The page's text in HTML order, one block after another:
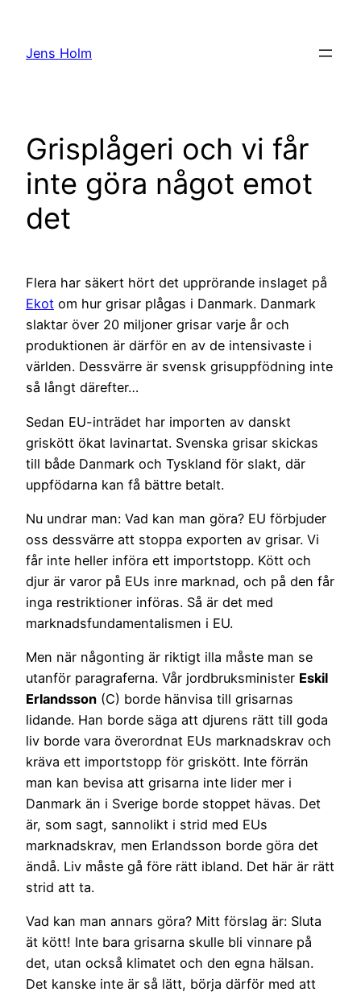
innehåll
Jens Holm
Grisplågeri och vi får
inte göra något emot
det
Flera har säkert hört det upprörande inslaget på
Ekot om hur grisar plågas i Danmark. Danmark
slaktar över 20 miljoner grisar varje år och
produktionen är därför en av de intensivaste i
världen. Dessvärre är svensk grisuppfödning inte
så långt därefter…
Sedan EU-inträdet har importen av danskt
griskött ökat lavinartat. Svenska grisar skickas
till både Danmark och Tyskland för slakt, där
uppfödarna kan få bättre betalt.
Nu undrar man: Vad kan man göra? EU förbjuder
oss dessvärre att stoppa exporten av grisar. Vi
får inte heller införa ett importstopp. Kött och
djur är varor på EUs inre marknad, och på den får
inga restriktioner införas. Så är det med
marknadsfundamentalismen i EU.
Men när någonting är riktigt illa måste man se
utanför paragraferna. Vår jordbruksminister Eskil
Erlandsson (C) borde hänvisa till grisarnas
lidande. Han borde säga att djurens rätt till goda
liv borde vara överordnat EUs marknadskrav och
kräva ett importstopp för griskött. Inte förrän
man kan bevisa att grisarna inte lider mer i
Danmark än i Sverige borde stoppet hävas. Det
är, som sagt, sannolikt i strid med EUs
marknadskrav, men Erlandsson borde göra det
ändå. Liv måste gå före rätt ibland. Det här är rätt
strid att ta.
Vad kan man annars göra? Mitt förslag är: Sluta
ät kött! Inte bara grisarna skulle bli vinnare på
det, utan också klimatet och den egna hälsan.
Det kanske inte är så lätt, börja därför med att